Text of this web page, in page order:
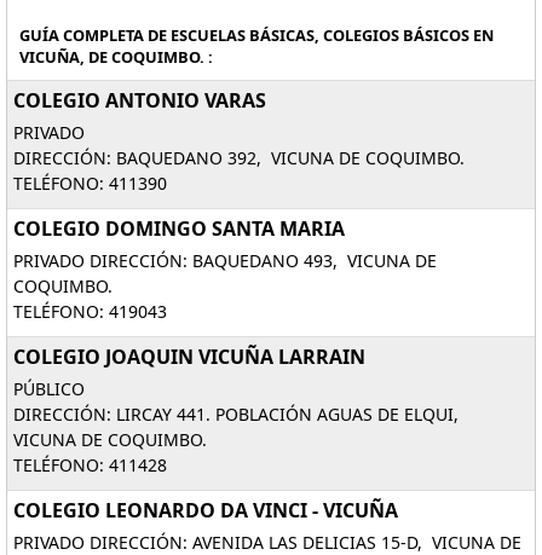
GUÍA COMPLETA DE ESCUELAS BÁSICAS, COLEGIOS BÁSICOS EN
VICUÑA, DE COQUIMBO. :
COLEGIO ANTONIO VARAS
PRIVADO
DIRECCIÓN: BAQUEDANO 392, VICUNA DE COQUIMBO.
TELÉFONO: 411390
COLEGIO DOMINGO SANTA MARIA
PRIVADO DIRECCIÓN: BAQUEDANO 493, VICUNA DE
COQUIMBO.
TELÉFONO: 419043
COLEGIO JOAQUIN VICUÑA LARRAIN
PÚBLICO
DIRECCIÓN: LIRCAY 441. POBLACIÓN AGUAS DE ELQUI,
VICUNA DE COQUIMBO.
TELÉFONO: 411428
COLEGIO LEONARDO DA VINCI - VICUÑA
PRIVADO DIRECCIÓN: AVENIDA LAS DELICIAS 15-D, VICUNA DE